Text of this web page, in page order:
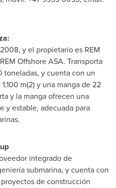
y el propietario es REM
Offshore ASA. Transporta
toneladas, y cuenta con un
m(2) y una manga de 22
y la manga ofrecen una
y estable, adecuada para
integrado de
submarina, y cuenta con
de construcción